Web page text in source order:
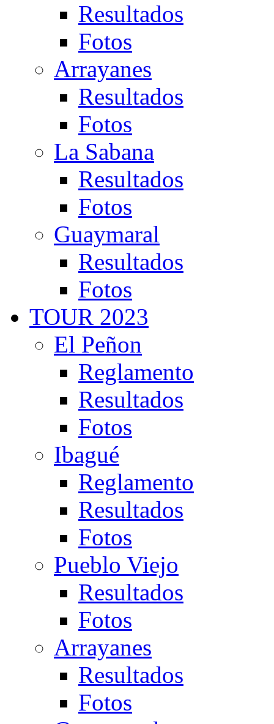
Resultados
Fotos
Arrayanes
Resultados
Fotos
La Sabana
Resultados
Fotos
Guaymaral
Resultados
Fotos
TOUR 2023
El Peñon
Reglamento
Resultados
Fotos
Ibagué
Reglamento
Resultados
Fotos
Pueblo Viejo
Resultados
Fotos
Arrayanes
Resultados
Fotos